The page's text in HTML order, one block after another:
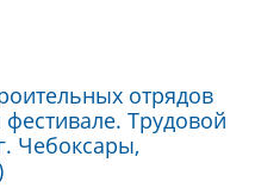
отрядов
Трудовой
Чебоксары,